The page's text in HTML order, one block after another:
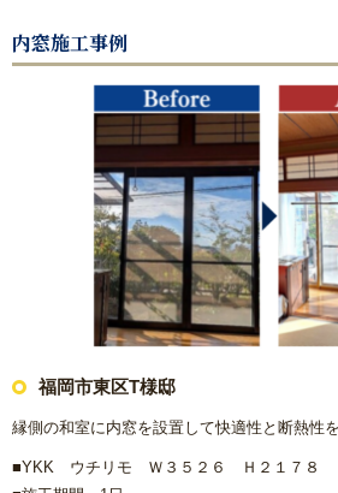
内窓施工事例
福岡市東区T様邸
縁側の和室に内窓を設置して快適性と断熱性
■YKK ウチリモ Ｗ３５２６ Ｈ２１７８